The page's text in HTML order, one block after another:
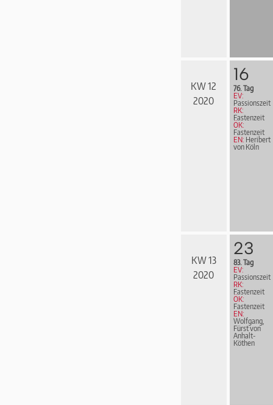
KW 12
2020
16
76. Tag
EV:
Passionszeit
RK:
Fastenzeit
ÖK:
Fastenzeit
EN: Heribert
von Köln
KW 13
2020
23
83. Tag
EV:
Passionszeit
RK:
Fastenzeit
ÖK:
Fastenzeit
EN:
Wolfgang,
Fürst von
Anhalt-
Köthen